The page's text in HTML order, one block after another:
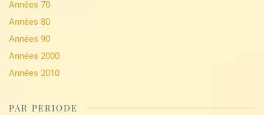
Années 70
Années 80
Années 90
Années 2000
Années 2010
PAR PÉRIODE